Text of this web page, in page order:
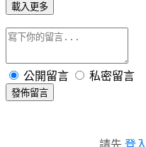
載入更多
公開留言 私密留言
發佈留言
請先 登入